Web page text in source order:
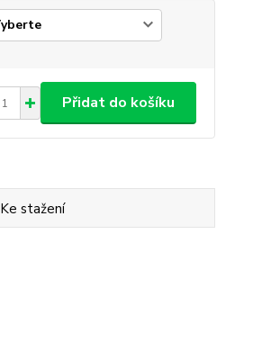
Přidat do košíku
Ke stažení